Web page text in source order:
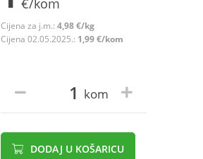
€/kom
Cijena za j.m.: 4,98 €/kg
Cijena 02.05.2025.: 1,99 €/kom
kom
DODAJ U KOŠARICU